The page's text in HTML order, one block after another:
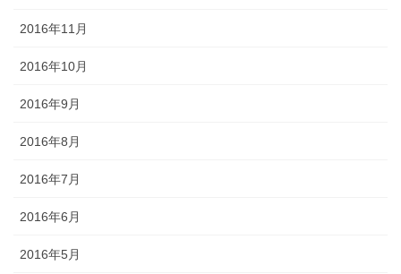
2016年11月
2016年10月
2016年9月
2016年8月
2016年7月
2016年6月
2016年5月